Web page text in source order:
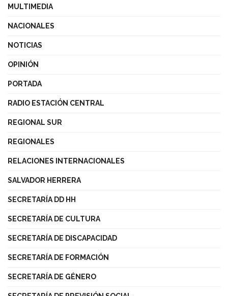
MULTIMEDIA
NACIONALES
NOTICIAS
OPINIÓN
PORTADA
RADIO ESTACIÓN CENTRAL
REGIONAL SUR
REGIONALES
RELACIONES INTERNACIONALES
SALVADOR HERRERA
SECRETARÍA DD HH
SECRETARÍA DE CULTURA
SECRETARÍA DE DISCAPACIDAD
SECRETARÍA DE FORMACIÓN
SECRETARÍA DE GÉNERO